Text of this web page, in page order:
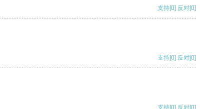
支持[0] 反对[0]
支持[0] 反对[0]
支持[0] 反对[0]